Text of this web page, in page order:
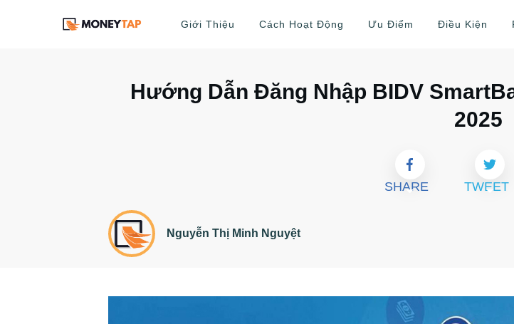
Giới Thiệu Cách Hoạt Động Ưu Điểm Điều Kiện
Hướng Dẫn Đăng Nhập BIDV
2025
SHARE TWEET
Nguyễn Thị Minh Nguyệt